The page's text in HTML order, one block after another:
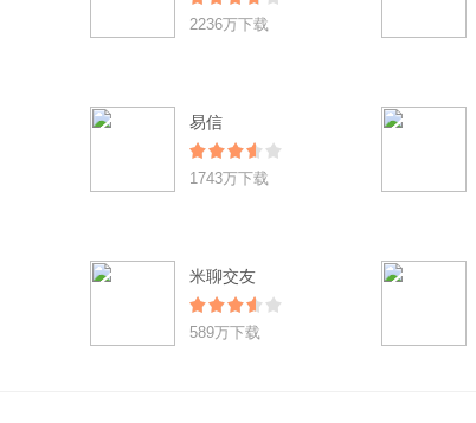
2236万下载
易信
1743万下载
米聊交友
589万下载